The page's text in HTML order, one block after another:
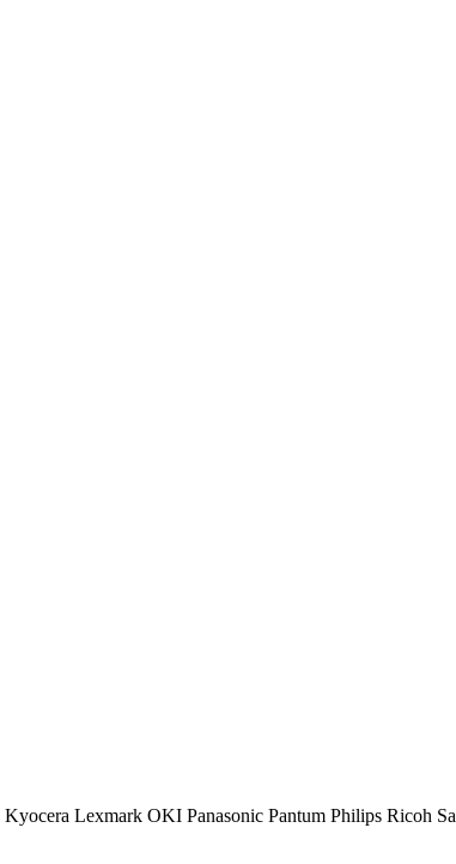
Kyocera Lexmark OKI Panasonic Pantum Philips Ricoh